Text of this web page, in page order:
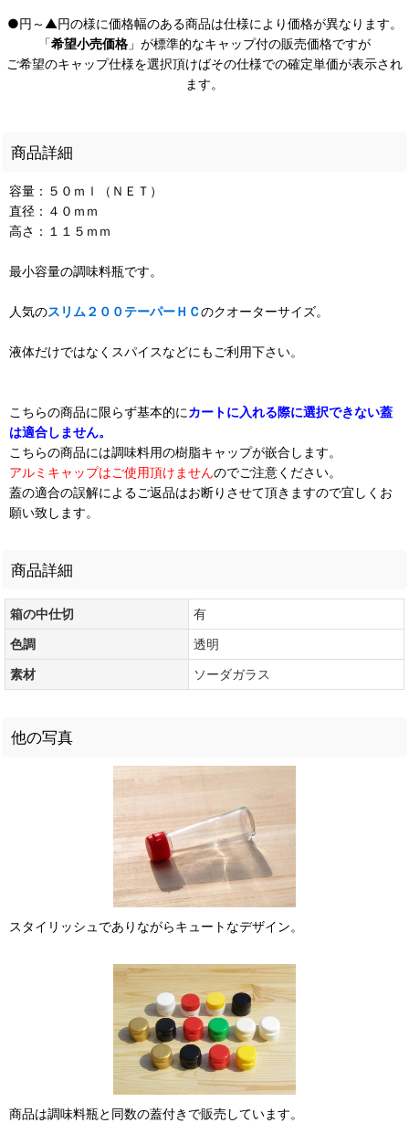
●円～▲円の様に価格幅のある商品は仕様により価格が異なります。
「希望小売価格 」が標準的なキャップ付の販売価格ですが
ご希望のキャップ仕様を選択頂けばその仕様での確定単価が表示され
ます。
商品詳細
容量：５０ｍｌ（ＮＥＴ）
直径：４０ｍｍ
高さ：１１５ｍｍ
最小容量の調味料瓶です。
人気のスリム２００テーパーＨＣのクオーターサイズ。
液体だけではなくスパイスなどにもご利用下さい。
こちらの商品に限らず基本的にカートに入れる際に選択できない蓋
は適合しません。
こちらの商品には調味料用の樹脂キャップが嵌合します。
アルミキャップはご使用頂けませんのでご注意ください。
蓋の適合の誤解によるご返品はお断りさせて頂きますので宜しくお
願い致します。
商品詳細
箱の中仕切
有
色調
透明
素材
ソーダガラス
他の写真
スタイリッシュでありながらキュートなデザイン。
商品は調味料瓶と同数の蓋付きで販売しています。